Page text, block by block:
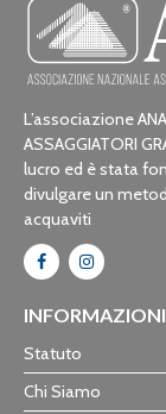
L’associazione
ASSAGGIATORI
lucro ed è stata
divulgare un
acquaviti
INFORMAZIONI
Statuto
Chi Siamo